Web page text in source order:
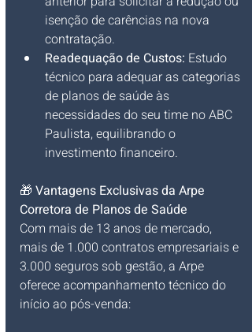
isenção de carências na nova
contratação.
Readequação de Custos: Estudo
técnico para adequar as categorias
de planos de saúde às
necessidades do seu time no ABC
Paulista, equilibrando o
investimento financeiro.
🎁 Vantagens Exclusivas da Arpe
Corretora de Planos de Saúde
Com mais de 13 anos de mercado,
mais de 1.000 contratos empresariais e
3.000 seguros sob gestão, a Arpe
oferece acompanhamento técnico do
início ao pós-venda: